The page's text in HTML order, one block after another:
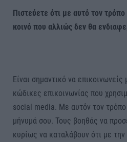
Πιστεύετε ότι με αυτό τον
κοινό που αλλιώς δεν θα
Είναι σημαντικό να
κώδικες επικοινωνίας που
social media. Με αυτόν τον
μήνυμά σου. Τους βοηθάς να
κυρίως να καταλάβουν ότι με